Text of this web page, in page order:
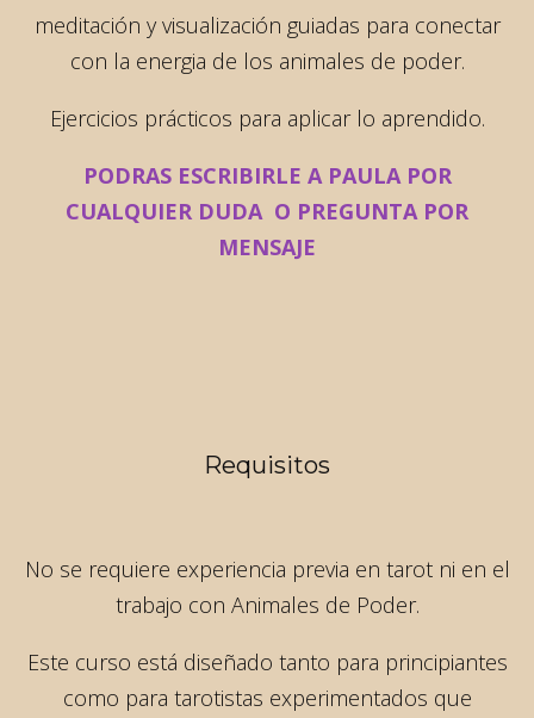
meditación y visualización guiadas para conectar
con la energia de los animales de poder.
Ejercicios prácticos para aplicar lo aprendido.
PODRAS ESCRIBIRLE A PAULA POR
CUALQUIER DUDA O PREGUNTA POR
MENSAJE
Requisitos
No se requiere experiencia previa en tarot ni en el
trabajo con Animales de Poder.
Este curso está diseñado tanto para principiantes
como para tarotistas experimentados que